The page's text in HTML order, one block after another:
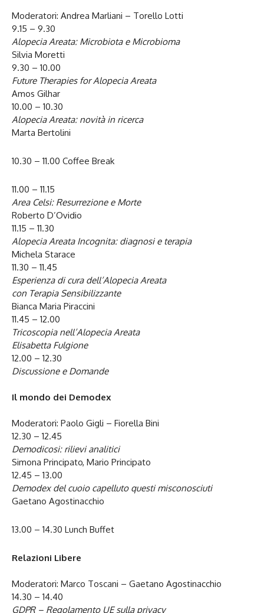
Moderatori: Andrea Marliani – Torello Lotti
9.15 – 9.30
Alopecia Areata: Microbiota e Microbioma
Silvia Moretti
9.30 – 10.00
Future Therapies for Alopecia Areata
Amos Gilhar
10.00 – 10.30
Alopecia Areata: novità in ricerca
Marta Bertolini
10.30 – 11.00 Coffee Break
11.00 – 11.15
Area Celsi: Resurrezione e Morte
Roberto D’Ovidio
11.15 – 11.30
Alopecia Areata Incognita: diagnosi e terapia
Michela Starace
11.30 – 11.45
Esperienza di cura dell’Alopecia Areata
con Terapia Sensibilizzante
Bianca Maria Piraccini
11.45 – 12.00
Tricoscopia nell’Alopecia Areata
Elisabetta Fulgione
12.00 – 12.30
Discussione e Domande
Il mondo dei Demodex
Moderatori: Paolo Gigli – Fiorella Bini
12.30 – 12.45
Demodicosi: rilievi analitici
Simona Principato, Mario Principato
12.45 – 13.00
Demodex del cuoio capelluto questi misconosciuti
Gaetano Agostinacchio
13.00 – 14.30 Lunch Buffet
Relazioni Libere
Moderatori: Marco Toscani – Gaetano Agostinacchio
14.30 – 14.40
GDPR – Regolamento UE sulla privacy